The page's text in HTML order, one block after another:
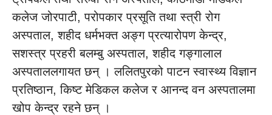
कलेज जोरपाटी, परोपकार प्रसूति तथा स्त्री रोग
अस्पताल, शहीद धर्मभक्त अङ्ग प्रत्यारोपण केन्द्र,
सशस्त्र प्रहरी बलम्बु अस्पताल, शहीद गङ्गालाल
अस्पताललगायत छन् । ललितपुरको पाटन स्वास्थ्य विज्ञान
प्रतिष्ठान, किष्ट मेडिकल कलेज र आनन्द वन अस्पतालमा
खोप केन्द्र रहने छन् ।